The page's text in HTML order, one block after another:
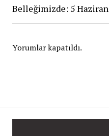
Belleğimizde: 5 Haziran
Yorumlar kapatıldı.